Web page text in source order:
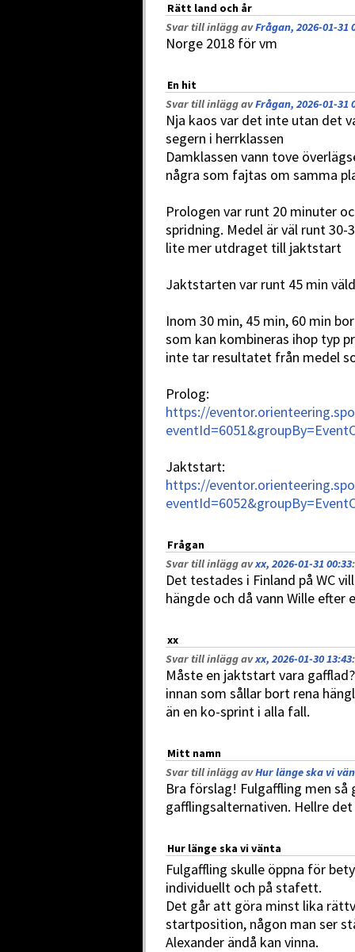
Rätt land och år
Svar till inlägg avFrågan, 2026-01-31
Norge 2018 för vm
En hit
Svar till inlägg avFrågan, 2026-01-31
Nja kaos var det inte utan det
segern i herrklassen
Damklassen vann tove
några som fajtas om samma
Prologen var runt 20 minuter
spridning. Medel är väl runt
lite mer utdraget till jaktstart
Jaktstarten var runt 45 min
Inom 30 min, 45 min, 60 min
som kan kombineras ihop typ
inte tar resultatet från medel
Prolog:
https://
Jaktstart:
https://
Frågan
Svar till inlägg avxx, 2026-01-31 00:33:
Det testades i Finland på WC
hängde och då vann Wille efter
xx
Svar till inlägg avxx, 2026-01-30 13:43:
Måste en jaktstart vara
innan som sållar bort rena
än en ko-sprint i alla fall.
Mitt namn
Svar till inlägg avHur länge ska vi
Bra förslag! Fulgaffling men
gafflingsalternativen. Hellre
Hur länge ska vi vänta
Fulgaffling skulle öppna för
individuellt och på stafett.
Det går att göra minst lika
startposition, någon man ser
Alexander ändå kan vinna.